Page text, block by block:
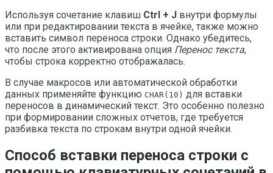
Используя сочетание клавиш Ctrl + J внутри формулы
или при редактировании текста в ячейке, также можно
вставить символ переноса строки. Однако убедитесь,
что после этого активирована опция Перенос текста,
чтобы строка корректно отображалась.
В случае макросов или автоматической обработки
данных применяйте функцию CHAR(10) для вставки
переносов в динамический текст. Это особенно полезно
при формировании сложных отчетов, где требуется
разбивка текста по строкам внутри одной ячейки.
Способ вставки переноса строки с